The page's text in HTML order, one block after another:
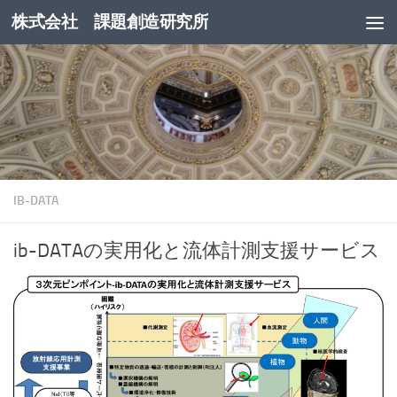
コンテンツへスキップ
株式会社 課題創造研究所
IB-DATA
ib-DATAの実用化と流体計測支援サービス